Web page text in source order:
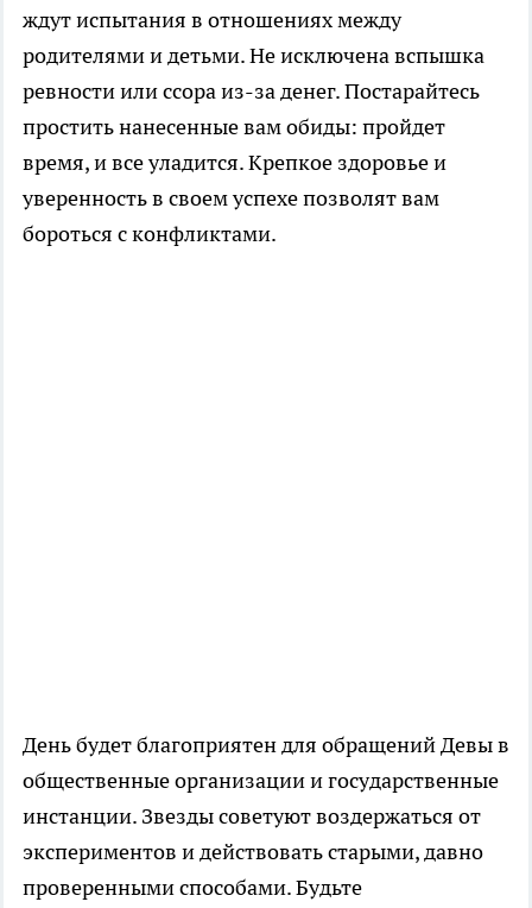
ждут испытания в отношениях между
родителями и детьми. Не исключена вспышка
ревности или ссора из-за денег. Постарайтесь
простить нанесенные вам обиды: пройдет
время, и все уладится. Крепкое здоровье и
уверенность в своем успехе позволят вам
бороться с конфликтами.
День будет благоприятен для обращений Девы в
общественные организации и государственные
инстанции. Звезды советуют воздержаться от
экспериментов и действовать старыми, давно
проверенными способами. Будьте